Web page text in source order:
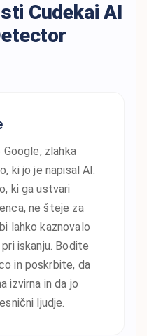
Cudekai AI
zlahka
ki jo je napisal AI.
ki ga ustvari
ne šteje za
lahko kaznovalo
iskanju. Bodite
in poskrbite, da
izvirna in da jo
ljudje.